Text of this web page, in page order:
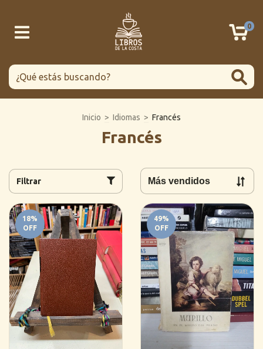
0
Inicio > Idiomas > Francés
Francés
Filtrar
18%
OFF
49%
OFF